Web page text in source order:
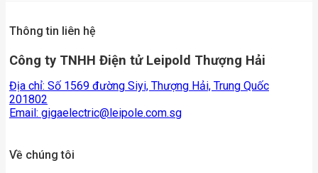
Thông tin liên hệ
Công ty TNHH Điện tử Leipold Thượng Hải
Địa chỉ: Số 1569 đường Siyi, Thượng Hải, Trung Quốc
201802
Email: gigaelectric@leipole.com.sg
Về chúng tôi